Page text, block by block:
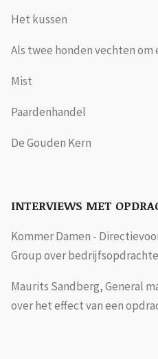
Het kussen
Als twee honden vechten om
Mist
Paardenhandel
De Gouden Kern
INTERVIEWS MET
Kommer Damen -
Group over
Maurits Sandberg, General
over het effect van een